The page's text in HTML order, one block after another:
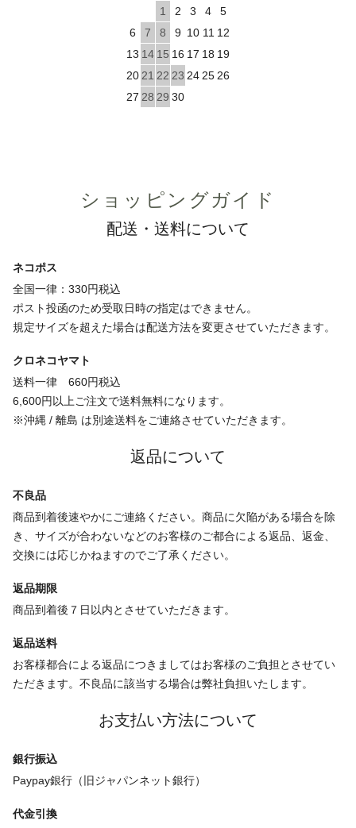
1
2 3 4
5
6
7 8 9 10 11 12
13 14 15 16 17 18 19
20 21 22 23 24 25 26
27 28 29 30
ショッピングガイド
配送・送料について
ネコポス
全国一律：330円税込
ポスト投函のため受取日時の指定はできません。
規定サイズを超えた場合は配送方法を変更させていただきます。
クロネコヤマト
送料一律 660円税込
6,600円以上ご注文で送料無料になります。
※沖縄 / 離島 は別途送料をご連絡させていただきます。
返品について
不良品
商品到着後速やかにご連絡ください。商品に欠陥がある場合を除
き、サイズが合わないなどのお客様のご都合による返品、返金、
交換には応じかねますのでご了承ください。
返品期限
商品到着後７日以内とさせていただきます。
返品送料
お客様都合による返品につきましてはお客様のご負担とさせてい
ただきます。不良品に該当する場合は弊社負担いたします。
お支払い方法について
銀行振込
Paypay銀行（旧ジャパンネット銀行）
代金引換